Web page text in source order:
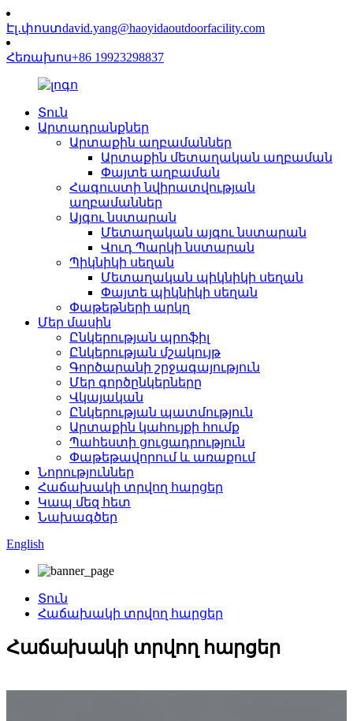
Էլ․փոստdavid.yang@haoyidaoutdoorfacility.com
Հեռախոս+86 19923298837
Տուն
Արտադրանքներ
Արտաքին աղբամաններ
Արտաքին մետաղական աղբաման
Փայտե աղբաման
Հագուստի նվիրատվության
աղբամաններ
Այգու նստարան
Մետաղական այգու նստարան
Վուդ Պարկի նստարան
Պիկնիկի սեղան
Մետաղական պիկնիկի սեղան
Փայտե պիկնիկի սեղան
Փաթեթների արկղ
Մեր մասին
Ընկերության պրոֆիլ
Ընկերության մշակույթ
Գործարանի շրջագայություն
Մեր գործընկերները
Վկայական
Ընկերության պատմություն
Արտաքին կահույքի հումք
Պահեստի ցուցադրություն
Փաթեթավորում և առաքում
Նորություններ
Հաճախակի տրվող հարցեր
Կապ մեզ հետ
Նախագծեր
English
Տուն
Հաճախակի տրվող հարցեր
Հաճախակի տրվող հարցեր